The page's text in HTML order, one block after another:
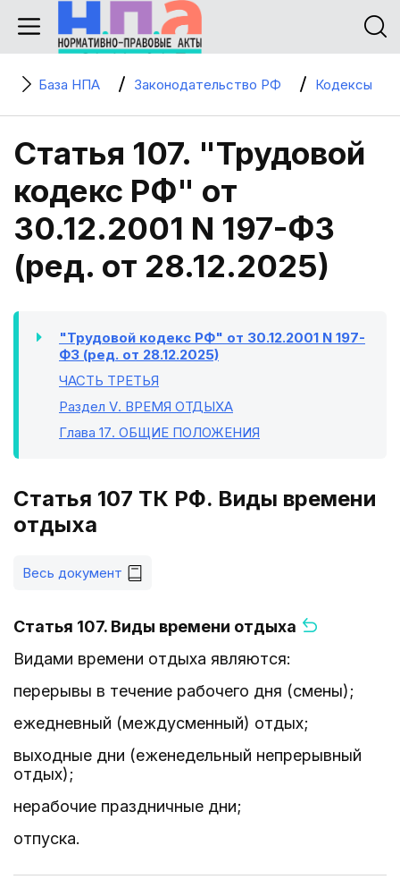
База НПА Законодательство РФ Кодексы
Статья 107. "Трудовой
кодекс РФ" от
30.12.2001 N 197-ФЗ
(ред. от 28.12.2025)
"Трудовой кодекс РФ" от 30.12.2001 N 197-
ФЗ (ред. от 28.12.2025)
ЧАСТЬ ТРЕТЬЯ
Раздел V. ВРЕМЯ ОТДЫХА
Глава 17. ОБЩИЕ ПОЛОЖЕНИЯ
Статья 107 ТК РФ. Виды времени
отдыха
Весь документ
Статья 107. Виды времени отдыха
Видами времени отдыха являются:
перерывы в течение рабочего дня (смены);
ежедневный (междусменный) отдых;
выходные дни (еженедельный непрерывный
отдых);
нерабочие праздничные дни;
отпуска.